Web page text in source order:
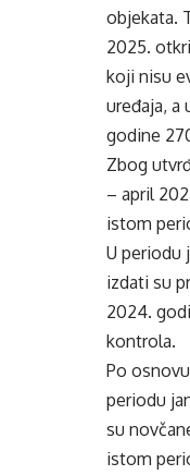
objekata.
2025.
koji nisu
uređaja, a
godine
Zbog
– april
istom
U periodu
izdati su
2024.
kontrola.
Po
periodu
su
istom